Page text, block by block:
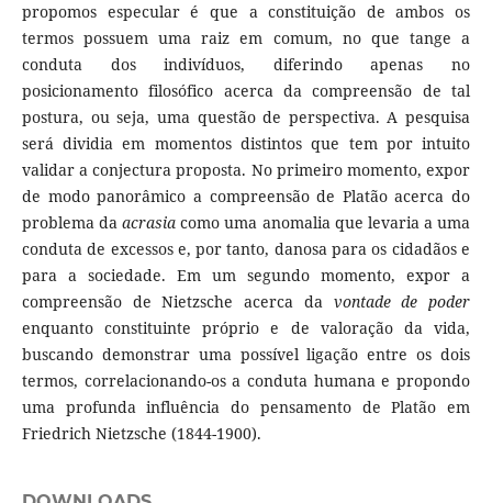
propomos especular é que a constituição de ambos os
termos possuem uma raiz em comum, no que tange a
conduta dos indivíduos, diferindo apenas no
posicionamento filosófico acerca da compreensão de tal
postura, ou seja, uma questão de perspectiva. A pesquisa
será dividia em momentos distintos que tem por intuito
validar a conjectura proposta. No primeiro momento, expor
de modo panorâmico a compreensão de Platão acerca do
problema daacrasiacomo uma anomalia que levaria a uma
conduta de excessos e, por tanto, danosa para os cidadãos e
para a sociedade. Em um segundo momento, expor a
compreensão de Nietzsche acerca da vontade de poder
enquanto constituinte próprio e de valoração da vida,
buscando demonstrar uma possível ligação entre os dois
termos, correlacionando-os a conduta humana e propondo
uma profunda influência do pensamento de Platão em
Friedrich Nietzsche (1844-1900).